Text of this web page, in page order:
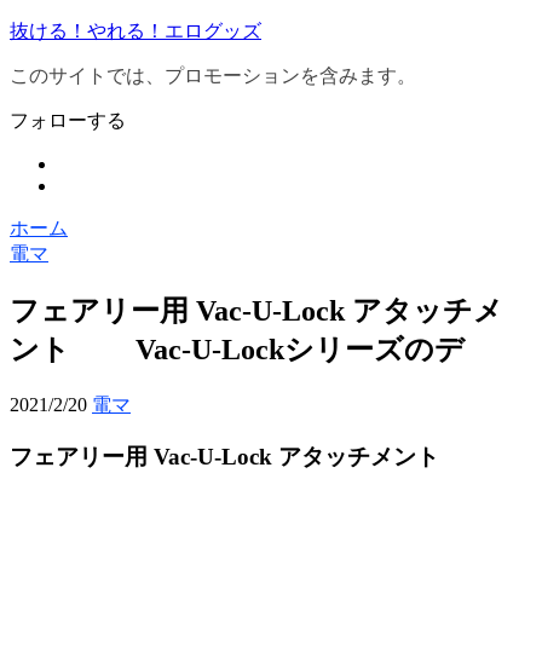
抜ける！やれる！エログッズ
このサイトでは、プロモーションを含みます。
フォローする
ホーム
電マ
フェアリー用 Vac-U-Lock アタッチメ
ント Vac-U-Lockシリーズのデ
2021/2/20 電マ
フェアリー用 Vac-U-Lock アタッチメント